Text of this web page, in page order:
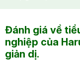
Đánh giá về
nghiệp của
giản dị.